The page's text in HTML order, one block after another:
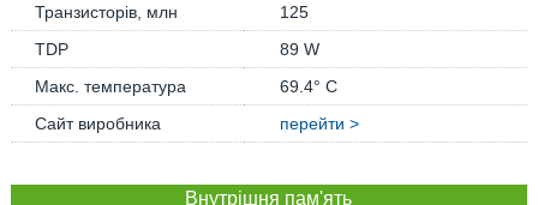
Транзисторів, млн
125
TDP
89 W
Макс. температура
69.4° C
Сайт виробника
перейти >
Внутрішня пам'ять